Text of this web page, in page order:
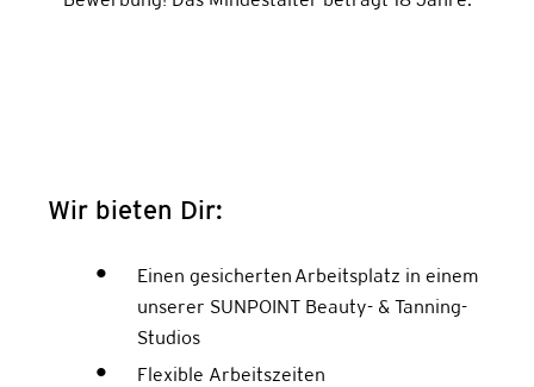
Wir bieten Dir:
Einen gesicherten Arbeitsplatz in einem
unserer SUNPOINT Beauty- & Tanning-
Studios
Flexible Arbeitszeiten